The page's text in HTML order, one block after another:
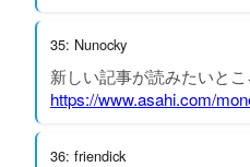
35: Nunocky
新しい記事が読みたいとこ
https://www.asahi.com/
36: friendick